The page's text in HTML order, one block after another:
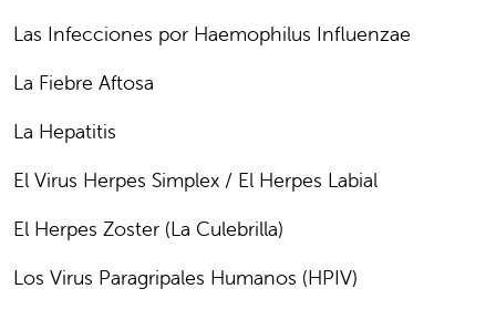
Las Infecciones por Haemophilus Influenzae
La Fiebre Aftosa
La Hepatitis
El Virus Herpes Simplex / El Herpes Labial
El Herpes Zoster (La Culebrilla)
Los Virus Paragripales Humanos (HPIV)